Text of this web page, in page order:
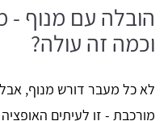
הובלה עם מנוף -
וכמה זה עולה?
לא כל מעבר דורש מנוף, אבל
מורכבת - זו לעיתים